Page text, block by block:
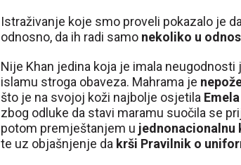
Istraživanje koje smo proveli pokazalo je
odnosno, da ih radi samo nekoliko u
Nije Khan jedina koja je imala
islamu stroga obaveza. Mahrama je
što je na svojoj koži najbolje osjetila
zbog odluke da stavi maramu suočila se
potom premještanjem u jednonacionalnu
te uz objašnjenje da krši Pravilnik o